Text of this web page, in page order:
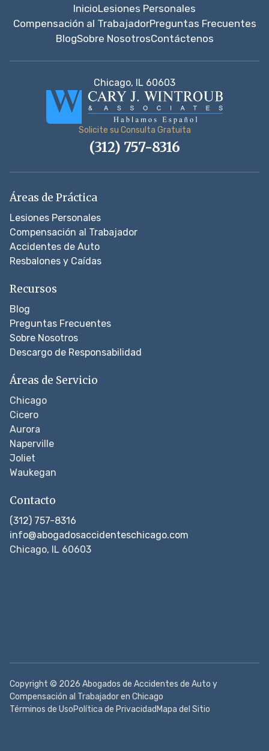
InicioLesiones Personales
Compensación al TrabajadorPreguntas Frecuentes
BlogSobre NosotrosContáctenos
Chicago, IL 60603
Solicite su Consulta Gratuita
(312) 757-8316
Áreas de Práctica
Lesiones Personales
Compensación al Trabajador
Accidentes de Auto
Resbalones y Caídas
Recursos
Blog
Preguntas Frecuentes
Sobre Nosotros
Descargo de Responsabilidad
Áreas de Servicio
Chicago
Cicero
Aurora
Naperville
Joliet
Waukegan
Contacto
(312) 757-8316
info@abogadosaccidenteschicago.com
Chicago, IL 60603
Copyright © 2026 Abogados de Accidentes de Auto y
Compensación al Trabajador en Chicago
Términos de UsoPolítica de PrivacidadMapa del Sitio